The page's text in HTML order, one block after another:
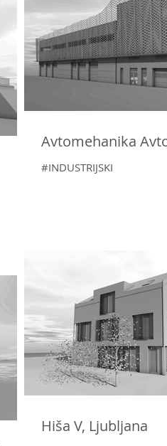
Avtomehanika
#INDUSTRIJSKI
Hiša V, Ljubljana